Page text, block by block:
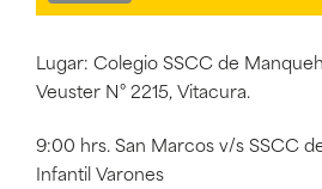
Lugar: Colegio SSCC de
Veuster N° 2215, Vitacura.
9:00 hrs. San Marcos v/s SSCC
Infantil Varones